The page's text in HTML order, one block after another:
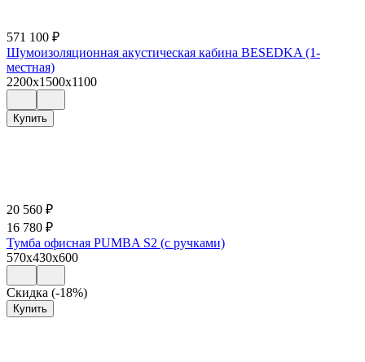
571 100 ₽
Шумоизоляционная акустическая кабина BESEDKA (1-
местная)
2200x1500x1100
Купить
20 560 ₽
16 780 ₽
Тумба офисная PUMBA S2 (с ручками)
570x430x600
Скидка (-18%)
Купить